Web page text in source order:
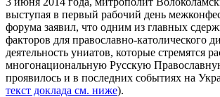
выступая в первый рабочий день
форума заявил, что одним из главных
факторов для православно-католического
деятельность униатов, которые стремятся
многонациональную Русскую
проявилось и в последних событиях на
текст доклада см. ниже).